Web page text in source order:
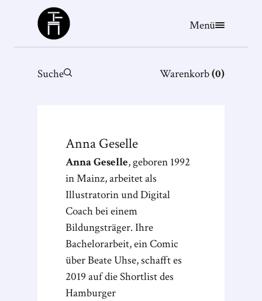
Büchergilde
Menü
Suche Warenkorb(0)
AnnaGeselle
Anna Geselle, geboren 1992
in Mainz, arbeitet als
Illustratorin und Digital
Coach bei einem
Bildungsträger. Ihre
Bachelorarbeit, ein Comic
über Beate Uhse, schafft es
2019 auf die Shortlist des
Hamburger